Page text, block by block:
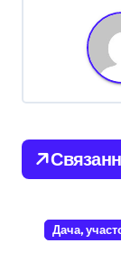
а
и
Дача,